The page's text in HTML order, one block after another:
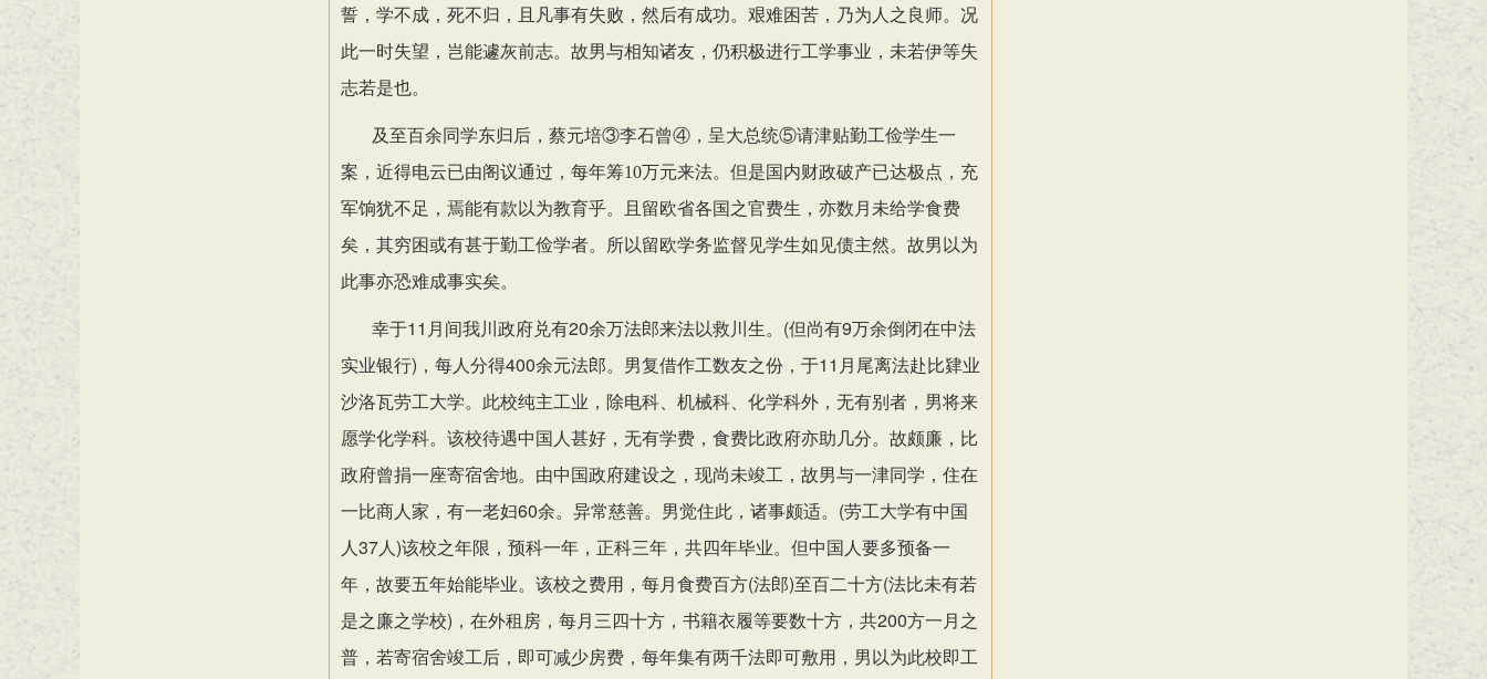
誓，学不成，死不归，且凡事有失败，然后有成功。艰难困苦，乃为人之良师。况
此一时失望，岂能遽灰前志。故男与相知诸友，仍积极进行工学事业，未若伊等失
志若是也。
及至百余同学东归后，蔡元培③李石曾④，呈大总统⑤请津贴勤工俭学生一
案，近得电云已由阁议通过，每年筹10万元来法。但是国内财政破产已达极点，充
军饷犹不足，焉能有款以为教育乎。且留欧省各国之官费生，亦数月未给学食费
矣，其穷困或有甚于勤工俭学者。所以留欧学务监督见学生如见债主然。故男以为
此事亦恐难成事实矣。
幸于11月间我川政府兑有20余万法郎来法以救川生。(但尚有9万余倒闭在中法
实业银行)，每人分得400余元法郎。男复借作工数友之份，于11月尾离法赴比肄业
沙洛瓦劳工大学。此校纯主工业，除电科、机械科、化学科外，无有别者，男将来
愿学化学科。该校待遇中国人甚好，无有学费，食费比政府亦助几分。故颇廉，比
政府曾捐一座寄宿舍地。由中 国政府建设之，现尚未竣工，故男与一津同学，住在
一比商人家，有一老妇60余。异常慈善。男觉住此，诸事颇适。(劳工大学有中国
人37人)该校之年限，预科一年，正科三年，共四年毕业。但中国人要多预备一
年，故要五年始能毕业。该校之费用，每月食费百方(法郎)至百二十方(法比未有若
是之廉之学校)，在外租房，每月三四十方，书籍衣履等要数十方，共200方一月之
普，若寄宿舍竣工后，即可减少房费，每年集有两千法即可敷用，男以为此校即工